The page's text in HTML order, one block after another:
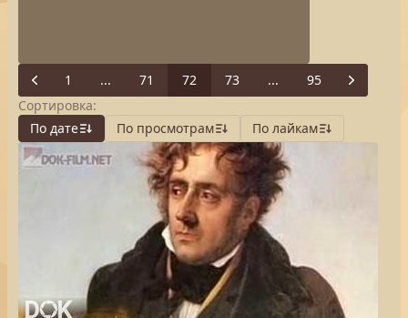
Previous
1 ... 71 72 73 ... 95
Next
Сортировка:
По дате
По просмотрам По лайкам